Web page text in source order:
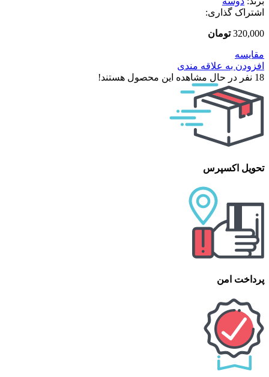
اشتراک گذاری:
320,000 تومان
مقایسه
افزودن به علاقه مندی
18 نفر در حال مشاهده این محصول هستند!
تحویل اکسپرس
پرداخت امن